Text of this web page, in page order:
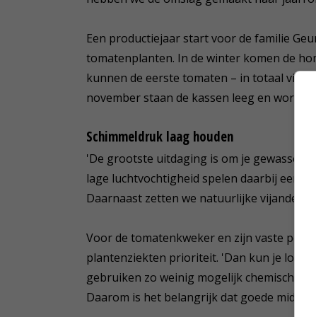
Een productiejaar start voor de familie
tomatenplanten. In de winter komen de
kunnen de eerste tomaten – in totaal vijf
november staan de kassen leeg en wordt
Schimmeldruk laag houden
'De grootste uitdaging is om je gewassen
lage luchtvochtigheid spelen daarbij een
Daarnaast zetten we natuurlijke vijanden
Voor de tomatenkweker en zijn vaste
plantenziekten prioriteit. 'Dan kun je
gebruiken zo weinig mogelijk chemische
Daarom is het belangrijk dat goede